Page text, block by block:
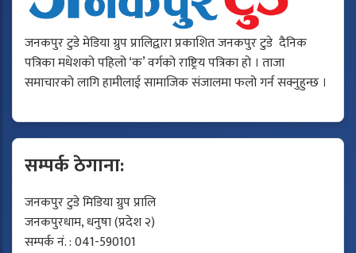
जनकपुर टुडे मेडिया ग्रुप प्रालिद्वारा प्रकाशित जनकपुर टुडे दैनिक
पत्रिका मधेशको पहिलो ‘क’ वर्गको राष्ट्रिय पत्रिका हो । ताजा
समाचारको लागि हामीलाई सामाजिक संजालमा फलो गर्न सक्नुहुन्छ ।
सम्पर्क ठेगाना:
जनकपुर टुडे मिडिया ग्रुप प्रालि
जनकपुरधाम, धनुषा (प्रदेश २)
सम्पर्क नं. : 041-590101